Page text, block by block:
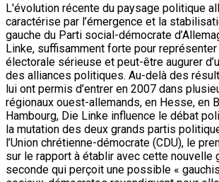
L'évolution récente du paysage politique
caractérise par l’émergence et la
gauche du Parti social-démocrate
Linke, suffisamment forte pour représenter
électorale sérieuse et peut-être augurer
des alliances politiques. Au-delà des
lui ont permis d’entrer en 2007 dans
régionaux ouest-allemands, en Hesse, en
Hambourg, Die Linke influence le débat
la mutation des deux grands partis
l’Union chrétienne-démocrate (CDU), le
sur le rapport à établir avec cette nouvelle
seconde qui perçoit une possible «